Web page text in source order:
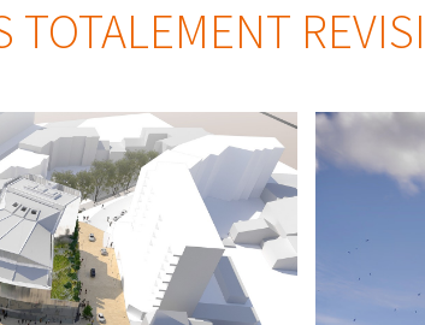
TOTALEMENT